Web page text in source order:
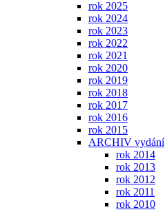
rok 2025
rok 2024
rok 2023
rok 2022
rok 2021
rok 2020
rok 2019
rok 2018
rok 2017
rok 2016
rok 2015
ARCHIV vydání
rok 2014
rok 2013
rok 2012
rok 2011
rok 2010